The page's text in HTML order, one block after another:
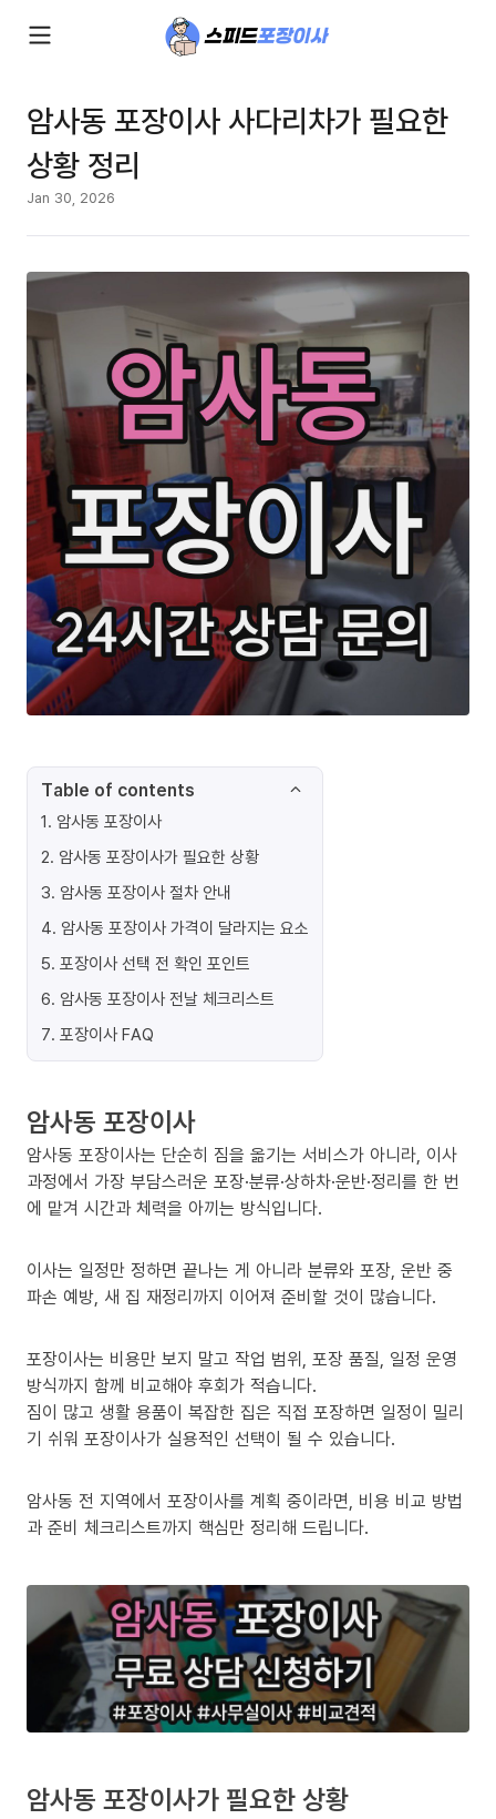
암사동 포장이사 사다리차가 필요한
상황 정리
Jan 30, 2026
Table of contents
1. 암사동 포장이사
2. 암사동 포장이사가 필요한 상황
3. 암사동 포장이사 절차 안내
4. 암사동 포장이사 가격이 달라지는 요소
5. 포장이사 선택 전 확인 포인트
6. 암사동 포장이사 전날 체크리스트
7. 포장이사 FAQ
암사동 포장이사
암사동 포장이사는 단순히 짐을 옮기는 서비스가 아니라, 이사
과정에서 가장 부담스러운 포장·분류·상하차·운반·정리를 한 번
에 맡겨 시간과 체력을 아끼는 방식입니다.
이사는 일정만 정하면 끝나는 게 아니라 분류와 포장, 운반 중
파손 예방, 새 집 재정리까지 이어져 준비할 것이 많습니다.
포장이사는 비용만 보지 말고 작업 범위, 포장 품질, 일정 운영
방식까지 함께 비교해야 후회가 적습니다.
짐이 많고 생활 용품이 복잡한 집은 직접 포장하면 일정이 밀리
기 쉬워 포장이사가 실용적인 선택이 될 수 있습니다.
암사동 전 지역에서 포장이사를 계획 중이라면, 비용 비교 방법
과 준비 체크리스트까지 핵심만 정리해 드립니다.
암사동 포장이사가 필요한 상황